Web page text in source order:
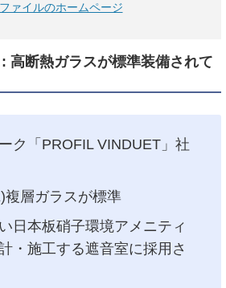
ァイルのホームページ
高断熱ガラスが標準装備されて
ク「PROFIL VINDUET」社
複層ガラスが標準
日本板硝子環境アメニティ
・施工する遮音室に採用さ